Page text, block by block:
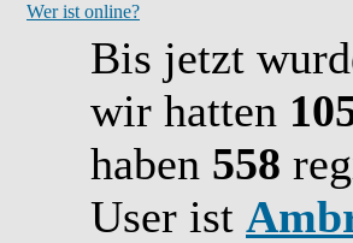
Wer ist online?
Bis jetzt
wir hatten
haben 558
User ist